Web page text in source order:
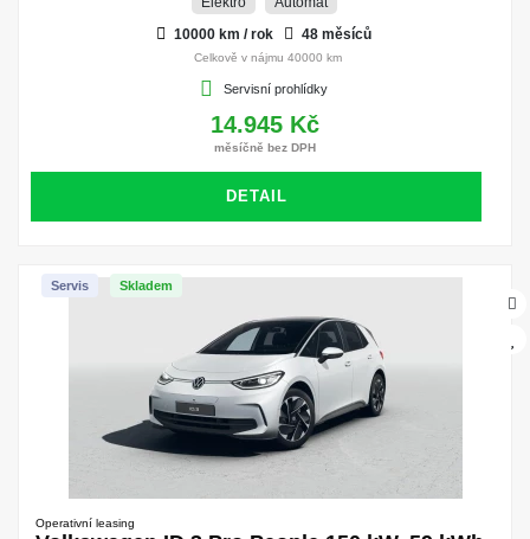
10000 km / rok
48 měsíců
Celkově v nájmu 40000 km
Servisní prohlídky
14.945 Kč
měsíčně bez DPH
DETAIL
Skladem
Servis
Operativní leasing